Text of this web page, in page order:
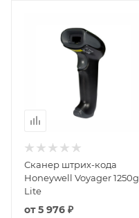
Сканер штрих-кода
Honeywell Voyager 1250g
Lite
от5 976 ₽